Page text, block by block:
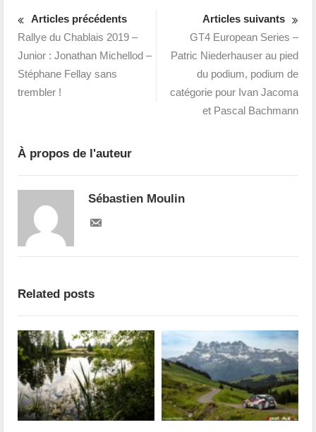
Articles précédents
Rallye du Chablais 2019 –
Junior : Jonathan Michellod –
Stéphane Fellay sans
trembler !
Articles suivants
GT4 European Series –
Patric Niederhauser au pied
du podium, podium de
catégorie pour Ivan Jacoma
et Pascal Bachmann
À propos de l'auteur
Sébastien Moulin
Related posts